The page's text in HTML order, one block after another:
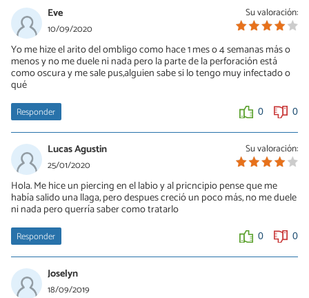
Eve lo que tienes q hacer es lavarlo con N suero y cuando te estés
lavando el cuerpo en la ducha con el jabón q cae te lo mueves
hacia arriba y hacia abajo unas cuantas veces
0
Su valoración:
Eve
10/09/2020
Yo me hize el arito del ombligo como hace 1 mes o 4 semanas más o
menos y no me duele ni nada pero la parte de la perforación está
como oscura y me sale pus,alguien sabe si lo tengo muy infectado o
qué
Responder 0 0
Su valoración:
Lucas Agustin
25/01/2020
Hola. Me hice un piercing en el labio y al pricncipio pense que me
había salido una llaga, pero despues creció un poco más, no me duele
ni nada pero querría saber como tratarlo
Responder 0 0
Joselyn
18/09/2019